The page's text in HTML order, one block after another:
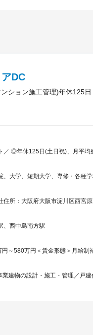
DC
ション施工管理)年休125日
／ ◎年休125日(土日祝)、月平
、大学、短期大学、専修・各種
住所：大阪府大阪市淀川区西宮
、西中島南方駅
円～580万円＜賃金形態＞月給
業建物の設計・施工・管理／戸